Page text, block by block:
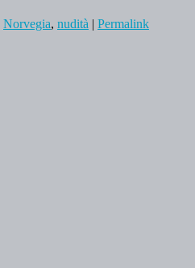
Norvegia, nudità | Permalink